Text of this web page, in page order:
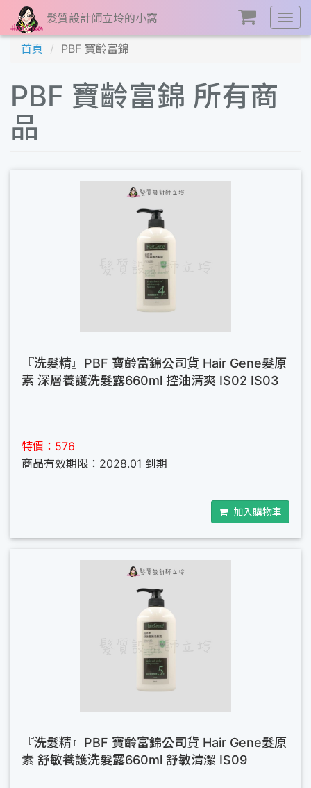
展
開
髮質設計師立坽的小窩
首頁 PBF 寶齡富錦
PBF 寶齡富錦 所有商
品
『洗髮精』PBF 寶齡富錦公司貨 Hair Gene髮原
素 深層養護洗髮露660ml 控油清爽 IS02 IS03
特價：576
商品有效期限：2028.01 到期
加入購物車
『洗髮精』PBF 寶齡富錦公司貨 Hair Gene髮原
素 舒敏養護洗髮露660ml 舒敏清潔 IS09